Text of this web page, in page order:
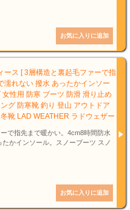
ース [ 3層構造と裏起毛ファーで指
濡れない 撥水 あったかインソー
女性用 防寒 ブーツ 防滑 滑り止め
グ 防寒靴 釣り 登山 アウトドア
靴 LAD WEATHER ラドウェザー
で指先まで暖かい。4cm8時間防水
かインソール。スノーブーツ スノ